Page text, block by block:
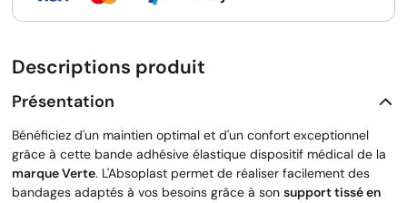
Descriptions produit
Présentation
Bénéficiez d'un maintien optimal et d'un confort exceptionnel
grâce à cette bande adhésive élastique dispositif médical de la
marque Verte. L'Absoplast permet de réaliser facilement des
bandages adaptés à vos besoins grâce à son support tissé en